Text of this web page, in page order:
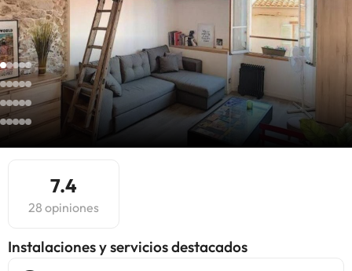
7.4
28 opiniones
Instalaciones y servicios destacados